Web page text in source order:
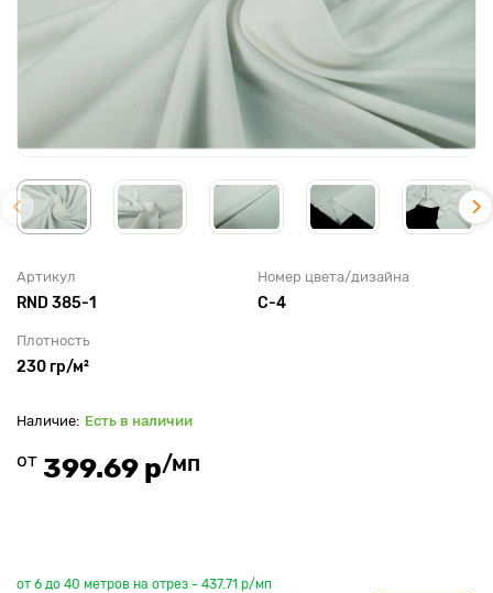
Артикул
RND 385-1
Номер цвета/дизайна
С-4
Плотность
230 гр/м²
Есть в наличии
от 399.69 р/мп
от 6 до 40 метров на отрез - 437.71 р/мп